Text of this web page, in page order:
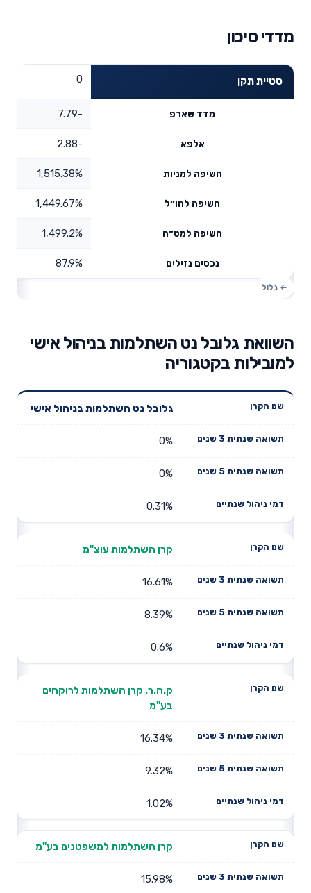
מדדי סיכון
סטיית תקן 0
מדד שארפ -7.79
אלפא -2.88
חשיפה למניות 1,515.38%
חשיפה לחו״ל 1,449.67%
חשיפה למט״ח 1,499.2%
נכסים נזילים 87.9%
השוואת גלובל נט השתלמות בניהול אישי
למובילות בקטגוריה
שנים
תשואה
דמי ניהול
גלובל נט השתלמות בניהול אישי
0%
0%
0.31%
קרן השתלמות עוצ"מ
16.61%
8.39%
0.6%
ק.ה.ר. קרן השתלמות לרוקחים
בע"מ
16.34%
9.32%
1.02%
קרן השתלמות למשפטנים בע"מ
15.98%